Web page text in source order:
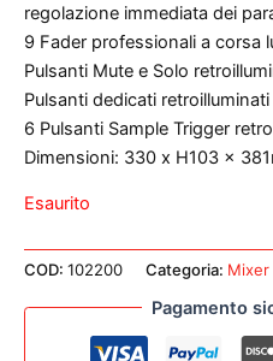
regolazione immediata dei
9 Fader professionali a corsa
Pulsanti Mute e Solo
Pulsanti dedicati
6 Pulsanti Sample Trigger
Dimensioni: 330 x H103 x
Esaurito
COD: 102200 Categoria:
Pagamento